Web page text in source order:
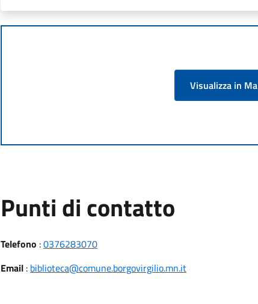
Visualizza in
Punti di contatto
Telefono :0376283070
Email: biblioteca@comune.borgovirgilio.mn.it